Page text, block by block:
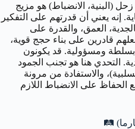
(البنية، الانضباط) هو مزيج
إنه يعني أن قدرتهم على التفكير
العمق، والقدرة على
قادرين على بناء حجج قوية،
بسلطة ومسؤولية. قد يكونون
التحدي هنا هو تجنب الجمود
والاستفادة من مرونة
على الانضباط اللازم
🛤️